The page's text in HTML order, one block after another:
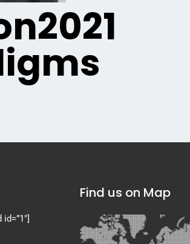
Find us on Map